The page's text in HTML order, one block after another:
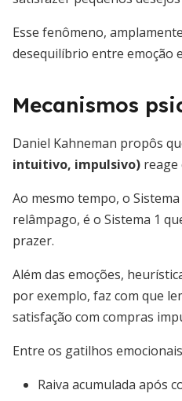
Esse fenômeno,
desequilíbrio entre emoção
Mecanismos
Daniel Kahneman propôs
intuitivo, impulsivo) reage
Ao mesmo tempo, o
relâmpago, é o Sistema 1
prazer.
Além das emoções,
por exemplo, faz com que
satisfação com compras
Entre os gatilhos
Raiva acumulada após